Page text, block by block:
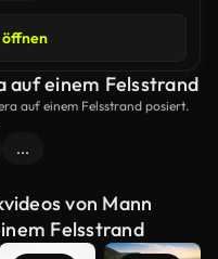
öffnen
auf einem Felsstrand
auf einem Felsstrand posiert.
...
von Mann
Felsstrand